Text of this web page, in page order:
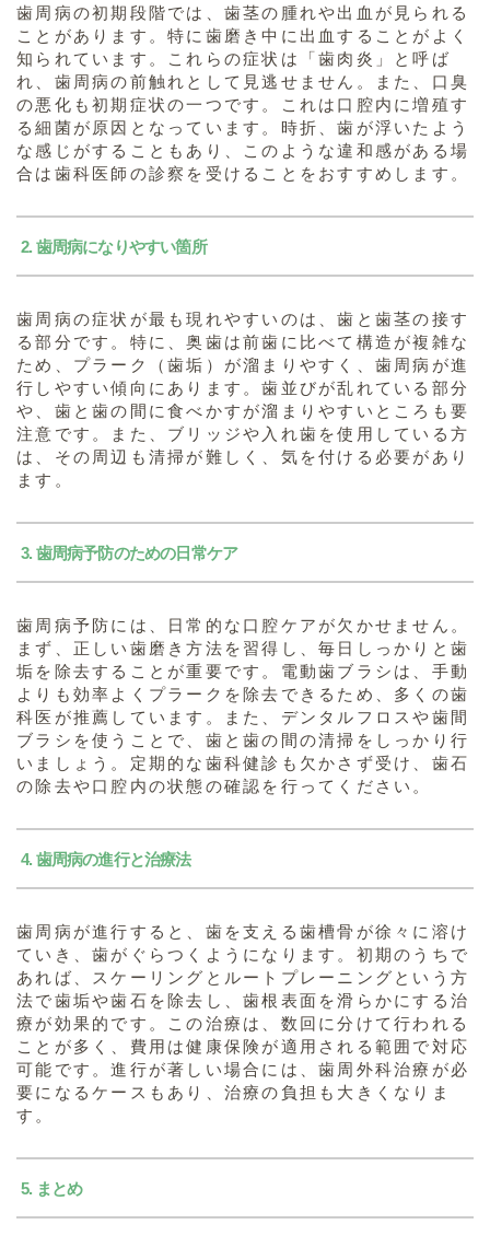
歯周病の初期段階では、歯茎の腫れや出血が見られる
ことがあります。特に歯磨き中に出血することがよく
知られています。これらの症状は「歯肉炎」と呼ば
れ、歯周病の前触れとして見逃せません。また、口臭
の悪化も初期症状の一つです。これは口腔内に増殖す
る細菌が原因となっています。時折、歯が浮いたよう
な感じがすることもあり、このような違和感がある場
合は歯科医師の診察を受けることをおすすめします。
2. 歯周病になりやすい箇所
歯周病の症状が最も現れやすいのは、歯と歯茎の接す
る部分です。特に、奥歯は前歯に比べて構造が複雑な
ため、プラーク（歯垢）が溜まりやすく、歯周病が進
行しやすい傾向にあります。歯並びが乱れている部分
や、歯と歯の間に食べかすが溜まりやすいところも要
注意です。また、ブリッジや入れ歯を使用している方
は、その周辺も清掃が難しく、気を付ける必要があり
ます。
3. 歯周病予防のための日常ケア
歯周病予防には、日常的な口腔ケアが欠かせません。
まず、正しい歯磨き方法を習得し、毎日しっかりと歯
垢を除去することが重要です。電動歯ブラシは、手動
よりも効率よくプラークを除去できるため、多くの歯
科医が推薦しています。また、デンタルフロスや歯間
ブラシを使うことで、歯と歯の間の清掃をしっかり行
いましょう。定期的な歯科健診も欠かさず受け、歯石
の除去や口腔内の状態の確認を行ってください。
4. 歯周病の進行と治療法
歯周病が進行すると、歯を支える歯槽骨が徐々に溶け
ていき、歯がぐらつくようになります。初期のうちで
あれば、スケーリングとルートプレーニングという方
法で歯垢や歯石を除去し、歯根表面を滑らかにする治
療が効果的です。この治療は、数回に分けて行われる
ことが多く、費用は健康保険が適用される範囲で対応
可能です。進行が著しい場合には、歯周外科治療が必
要になるケースもあり、治療の負担も大きくなりま
す。
5. まとめ